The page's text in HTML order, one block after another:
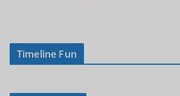
Timeline Fun